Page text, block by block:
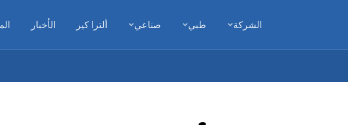
الشركة طبي صناعي ألترا كير الأخبار